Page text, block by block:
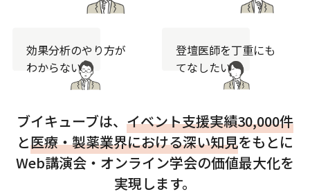
効果分析のやり方が
わからない
登壇医師を丁重にも
てなしたい
ブイキューブは、 イベント支援実績30,000件
と医療・製薬業界における深い知見をもとに
Web講演会・オンライン学会の価値最大化を
実現します。